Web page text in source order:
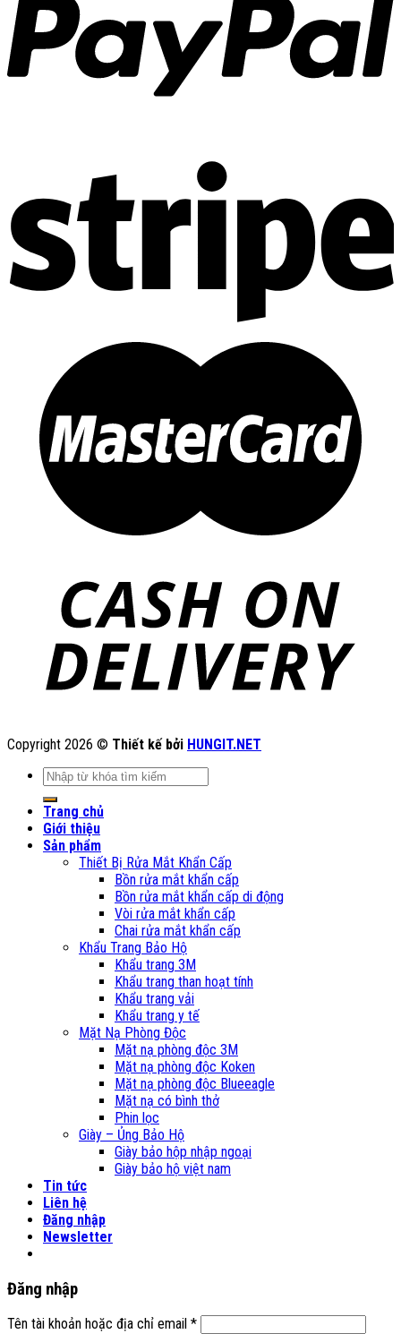
Copyright 2026 © Thiết kế bởi HUNGIT.NET
Tìm
kiếm:
Trang chủ
Giới thiệu
Sản phẩm
Thiết Bị Rửa Mắt Khẩn Cấp
Bồn rửa mắt khẩn cấp
Bồn rửa mắt khẩn cấp di động
Vòi rửa mắt khẩn cấp
Chai rửa mắt khẩn cấp
Khẩu Trang Bảo Hộ
Khẩu trang 3M
Khẩu trang than hoạt tính
Khẩu trang vải
Khẩu trang y tế
Mặt Nạ Phòng Độc
Mặt nạ phòng độc 3M
Mặt nạ phòng độc Koken
Mặt nạ phòng độc Blueeagle
Mặt nạ có bình thở
Phin lọc
Giày – Ủng Bảo Hộ
Giày bảo hộp nhập ngoại
Giày bảo hộ việt nam
Tin tức
Liên hệ
Đăng nhập
Newsletter
Đăng nhập
Tên tài khoản hoặc địa chỉ email *